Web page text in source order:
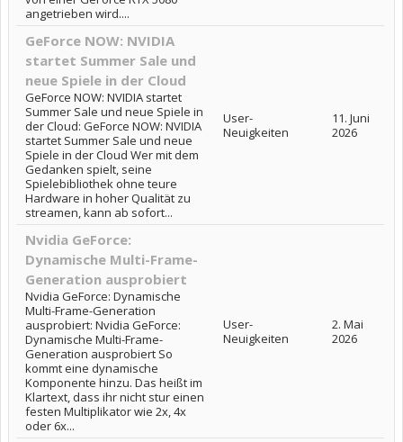
angetrieben wird....
GeForce NOW: NVIDIA
startet Summer Sale und
neue Spiele in der Cloud
GeForce NOW: NVIDIA startet
Summer Sale und neue Spiele in
der Cloud: GeForce NOW: NVIDIA
startet Summer Sale und neue
Spiele in der Cloud Wer mit dem
Gedanken spielt, seine
Spielebibliothek ohne teure
Hardware in hoher Qualität zu
streamen, kann ab sofort...
User-
Neuigkeiten
11. Juni
2026
Nvidia GeForce:
Dynamische Multi-Frame-
Generation ausprobiert
Nvidia GeForce: Dynamische
Multi-Frame-Generation
ausprobiert: Nvidia GeForce:
Dynamische Multi-Frame-
Generation ausprobiert So
kommt eine dynamische
Komponente hinzu. Das heißt im
Klartext, dass ihr nicht stur einen
festen Multiplikator wie 2x, 4x
oder 6x...
User-
Neuigkeiten
2. Mai
2026